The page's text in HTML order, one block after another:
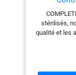
stérilisés,
qualité et les
oméga 3 et
UN CORPS
poulet frais